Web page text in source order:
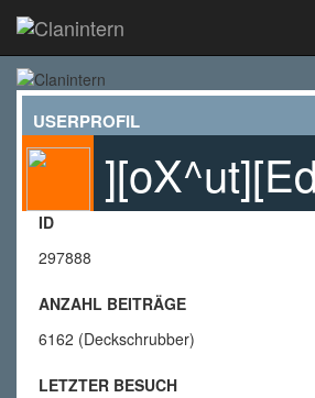
USERPROFIL
ID
297888
ANZAHL BEITRÄGE
6162 (Deckschrubber)
LETZTER BESUCH